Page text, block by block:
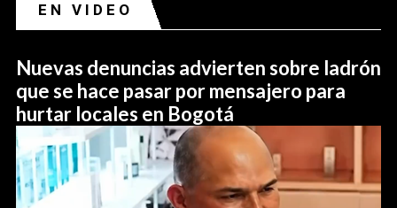
EN VIDEO
Nuevas denuncias advierten sobre ladrón
que se hace pasar por mensajero para
hurtar locales en Bogotá